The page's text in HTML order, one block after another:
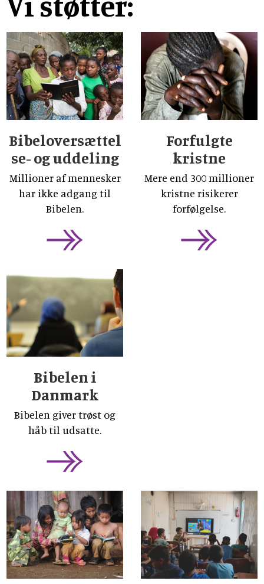
Bibeloversættel
se- og uddeling
Millioner af mennesker
har ikke adgang til
Bibelen.
Forfulgte
kristne
Mere end 300 millioner
kristne risikerer
forfølgelse.
Bibelen i
Danmark
Bibelen giver trøst og
håb til udsatte.